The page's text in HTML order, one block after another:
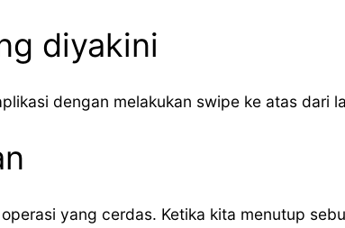
diyakini
dengan melakukan swipe ke atas dari
yang cerdas. Ketika kita menutup